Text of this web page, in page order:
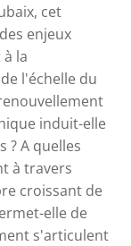
cet
enjeux
la
l'échelle du
induit-elle
? A quelles
à travers
croissant de
elle de
s'articulent